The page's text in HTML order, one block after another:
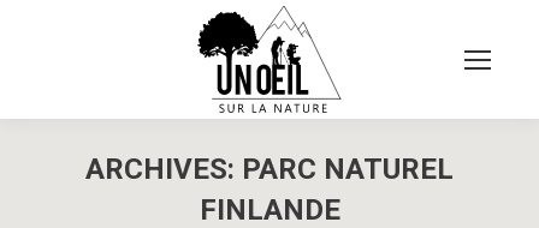
ARCHIVES: PARC NATUREL
FINLANDE